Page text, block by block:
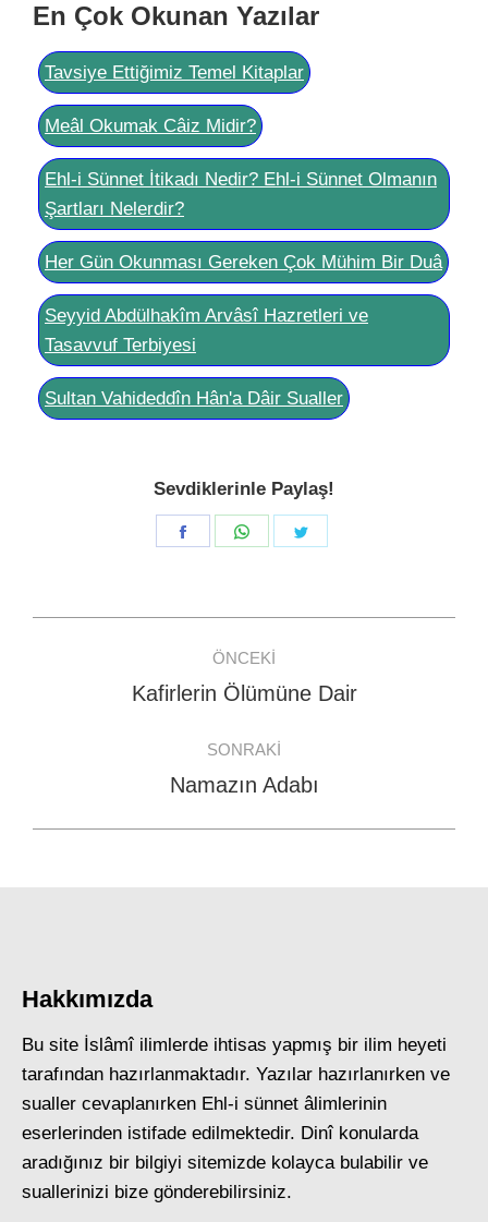
En Çok Okunan Yazılar
Tavsiye Ettiğimiz Temel Kitaplar
Meâl Okumak Câiz Midir?
Ehl-i Sünnet İtikadı Nedir? Ehl-i Sünnet Olmanın
Şartları Nelerdir?
Her Gün Okunması Gereken Çok Mühim Bir Duâ
Seyyid Abdülhakîm Arvâsî Hazretleri ve
Tasavvuf Terbiyesi
Sultan Vahideddîn Hân'a Dâir Sualler
Sevdiklerinle Paylaş!
Share
Share
navigation
ÖNCEKI
Previous
Kafirlerin Ölümüne Dair
SONRAKI
Next
Namazın Adabı
Hakkımızda
Bu site İslâmî ilimlerde ihtisas yapmış bir ilim heyeti
tarafından hazırlanmaktadır. Yazılar hazırlanırken ve
sualler cevaplanırken Ehl-i sünnet âlimlerinin
eserlerinden istifade edilmektedir. Dinî konularda
aradığınız bir bilgiyi sitemizde kolayca bulabilir ve
suallerinizi bize gönderebilirsiniz.